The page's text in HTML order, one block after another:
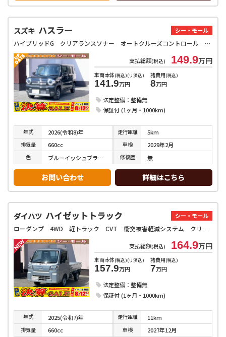
スズキ ハスラー シー・モール
ハイブリッドG クリアランスソナー オートクルーズコントロール レーンアシスト 衝突被害軽減システム オートライト LEDヘッドランプ スマートキー アイドリングストップ 電動格納ミラー シートヒーター CVT
支払総額(税込) 149.9万円
車両本体(税込)(リ済込)
141.9万円
諸費用(税込)
8万円
法定整備：整備無
保証付 (1ヶ月・1000km)
年式 2026(令和8)年 走行距離 5km
排気量 660cc 車検 2029年2月
色 ブルーイッシュブラックパール３ 修復歴 無
お問い合わせ 詳細はこちら
ダイハツ ハイゼットトラック シー・モール
ローダンプ 4WD 軽トラック CVT 衝突被害軽減システム クリアランスソナー アイドリングストップ オートライト ESC エアコン パワーステアリング 運転席エアバッグ
支払総額(税込) 164.9万円
車両本体(税込)(リ済込)
157.9万円
諸費用(税込)
7万円
法定整備：整備無
保証付 (1ヶ月・1000km)
年式 2025(令和7)年 走行距離 11km
排気量 660cc 車検 2027年12月